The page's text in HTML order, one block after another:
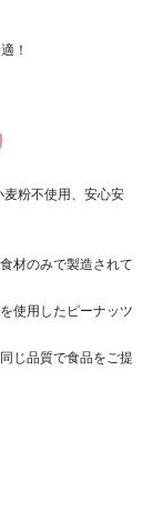
！
材のみで製造されて
使用したピーナッツ
じ品質で食品をご提